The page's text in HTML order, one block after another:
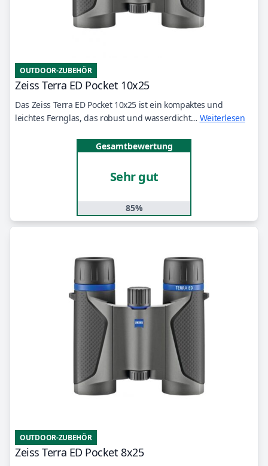
OUTDOOR-ZUBEHÖR
Zeiss Terra ED Pocket 10x25
Das Zeiss Terra ED Pocket 10x25 ist ein kompaktes und
leichtes Fernglas, das robust und wasserdicht… Weiterlesen
Gesamtbewertung
Sehr gut
85%
OUTDOOR-ZUBEHÖR
Zeiss Terra ED Pocket 8x25